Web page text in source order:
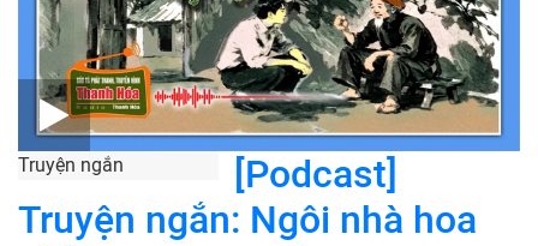
Truyện ngắn
[Podcast]
Truyện ngắn: Ngôi nhà hoa
giấy